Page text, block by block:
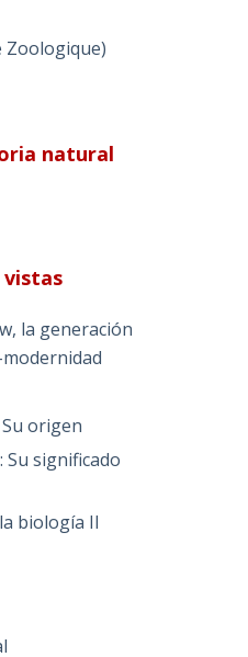
Zoologique)
natural
vistas
la generación
origen
significado
biología II